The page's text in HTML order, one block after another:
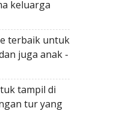
keluarga
terbaik untuk
juga anak -
tampil di
tur yang